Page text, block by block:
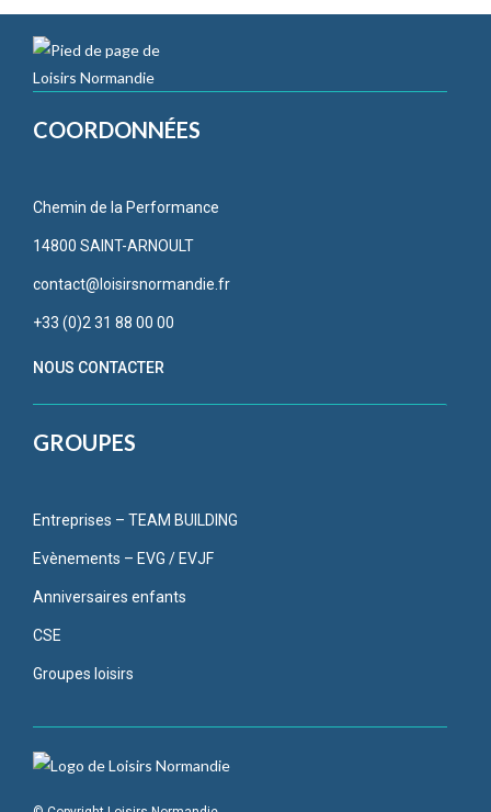
COORDONNÉES
Chemin de la Performance
14800 SAINT-ARNOULT
contact@loisirsnormandie.fr
+33 (0)2 31 88 00 00
NOUS CONTACTER
GROUPES
Entreprises – TEAM BUILDING
Evènements – EVG / EVJF
Anniversaires enfants
CSE
Groupes loisirs